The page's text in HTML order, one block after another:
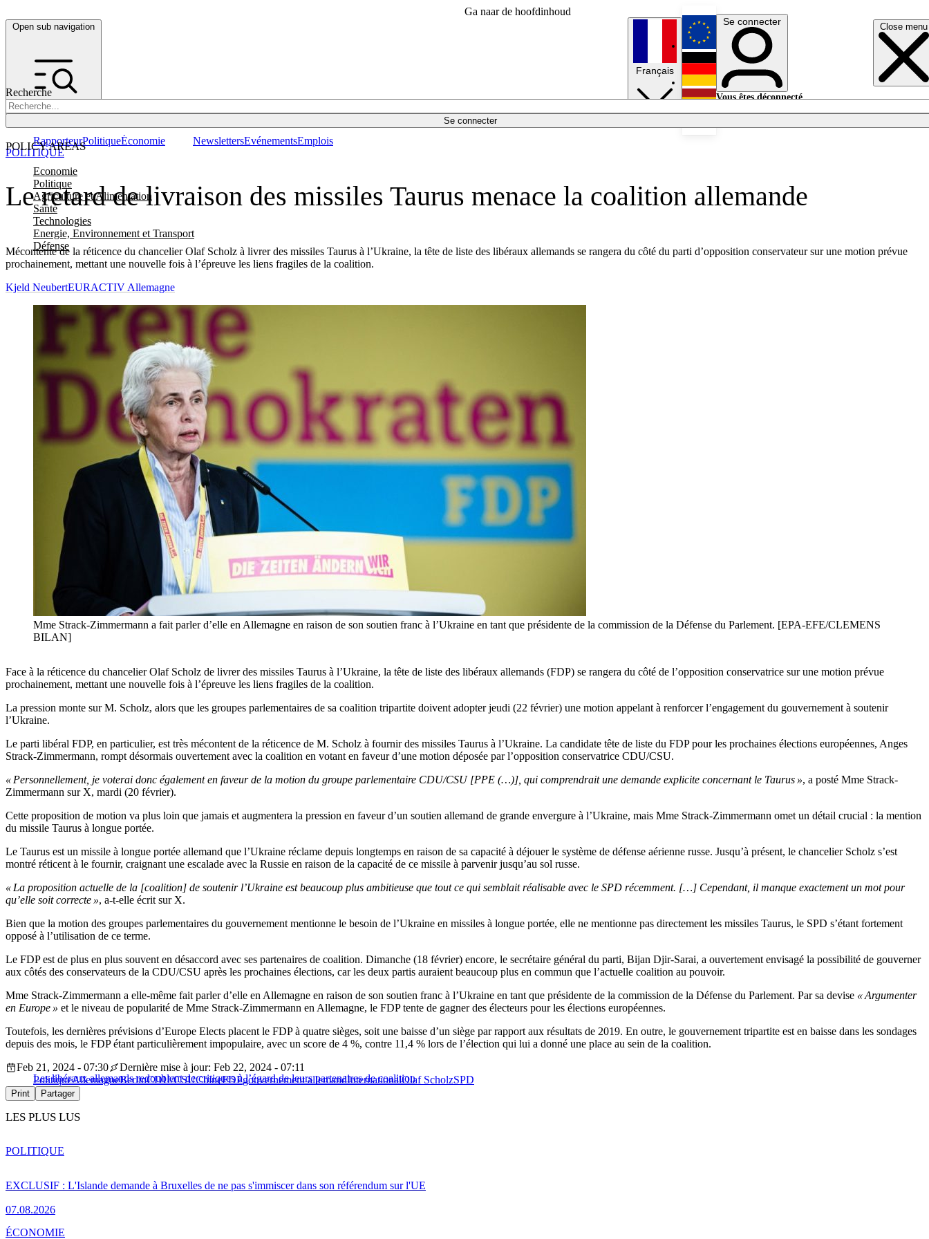
Ga naar de hoofdinhoud
Open sub navigation Close menu
Recherche
Se connecter
POLICY AREAS
Economie
Politique
Agriculture et Alimentation
Santé
Technologies
Energie, Environnement et Transport
Défense
RapporteurPolitiqueÉconomie NewslettersEvénementsEmplois
Français
English
Deutsch
Se connecter
Vous êtes déconnecté.
Le retard de livraison des missiles Taurus menace la coalition allemande
Mécontente de la réticence du chancelier Olaf Scholz à livrer des missiles Taurus à l’Ukraine, la tête de liste des libéraux allemands se rangera du côté du parti d’opposition conservateur sur une motion prévue
prochainement, mettant une nouvelle fois à l’épreuve les liens fragiles de la coalition.
POLITIQUE
Kjeld NeubertEURACTIV Allemagne
Mme Strack-Zimmermann a fait parler d’elle en Allemagne en raison de son soutien franc à l’Ukraine en tant que présidente de la commission de la Défense du Parlement. [EPA-EFE/CLEMENS
BILAN]
Face à la réticence du chancelier Olaf Scholz de livrer des missiles Taurus à l’Ukraine, la tête de liste des libéraux allemands (FDP) se rangera du côté de l’opposition conservatrice sur une motion prévue
prochainement, mettant une nouvelle fois à l’épreuve les liens fragiles de la coalition.
La pression monte sur M. Scholz, alors que les groupes parlementaires de sa coalition tripartite doivent adopter jeudi (22 février) une motion appelant à renforcer l’engagement du gouvernement à soutenir
l’Ukraine.
Le parti libéral FDP, en particulier, est très mécontent de la réticence de M. Scholz à fournir des missiles Taurus à l’Ukraine. La candidate tête de liste du FDP pour les prochaines élections européennes, Anges
Strack-Zimmermann, rompt désormais ouvertement avec la coalition en votant en faveur d’une motion déposée par l’opposition conservatrice CDU/CSU.
« Personnellement, je voterai donc également en faveur de la motion du groupe parlementaire CDU/CSU [PPE (…)], qui comprendrait une demande explicite concernant le Taurus », a posté Mme Strack-
Zimmermann sur X, mardi (20 février).
Cette proposition de motion va plus loin que jamais et augmentera la pression en faveur d’un soutien allemand de grande envergure à l’Ukraine, mais Mme Strack-Zimmermann omet un détail crucial : la mention
du missile Taurus à longue portée.
Le Taurus est un missile à longue portée allemand que l’Ukraine réclame depuis longtemps en raison de sa capacité à déjouer le système de défense aérienne russe. Jusqu’à présent, le chancelier Scholz s’est
montré réticent à le fournir, craignant une escalade avec la Russie en raison de la capacité de ce missile à parvenir jusqu’au sol russe.
« La proposition actuelle de la [coalition] de soutenir l’Ukraine est beaucoup plus ambitieuse que tout ce qui semblait réalisable avec le SPD récemment. […] Cependant, il manque exactement un mot pour
qu’elle soit correcte », a-t-elle écrit sur X.
Bien que la motion des groupes parlementaires du gouvernement mentionne le besoin de l’Ukraine en missiles à longue portée, elle ne mentionne pas directement les missiles Taurus, le SPD s’étant fortement
opposé à l’utilisation de ce terme.
Le FDP est de plus en plus souvent en désaccord avec ses partenaires de coalition. Dimanche (18 février) encore, le secrétaire général du parti, Bijan Djir-Sarai, a ouvertement envisagé la possibilité de gouverner
aux côtés des conservateurs de la CDU/CSU après les prochaines élections, car les deux partis auraient beaucoup plus en commun que l’actuelle coalition au pouvoir.
Mme Strack-Zimmermann a elle-même fait parler d’elle en Allemagne en raison de son soutien franc à l’Ukraine en tant que présidente de la commission de la Défense du Parlement. Par sa devise « Argumenter
en Europe » et le niveau de popularité de Mme Strack-Zimmermann en Allemagne, le FDP tente de gagner des électeurs pour les élections européennes.
Toutefois, les dernières prévisions d’Europe Elects placent le FDP à quatre sièges, soit une baisse d’un siège par rapport aux résultats de 2019. En outre, le gouvernement tripartite est en baisse dans les sondages
depuis des mois, le FDP étant particulièrement impopulaire, avec un score de 4 %, contre 11,4 % lors de l’élection qui lui a donné une place au sein de la coalition.
Les libéraux allemands redoublent de critiques à l’égard de leurs partenaires de coalition
Feb 21, 2024 - 07:30
Dernière mise à jour: Feb 22, 2024 - 07:11
PolitiqueAllemagneBerlinCDU/CSUChineFDPgouvernement allemandInternationalOlaf ScholzSPD
Print Partager
LES PLUS LUS
EXCLUSIF : L'Islande demande à Bruxelles de ne pas s'immiscer dans son référendum sur l'UE
07.08.2026
POLITIQUE
ÉCONOMIE